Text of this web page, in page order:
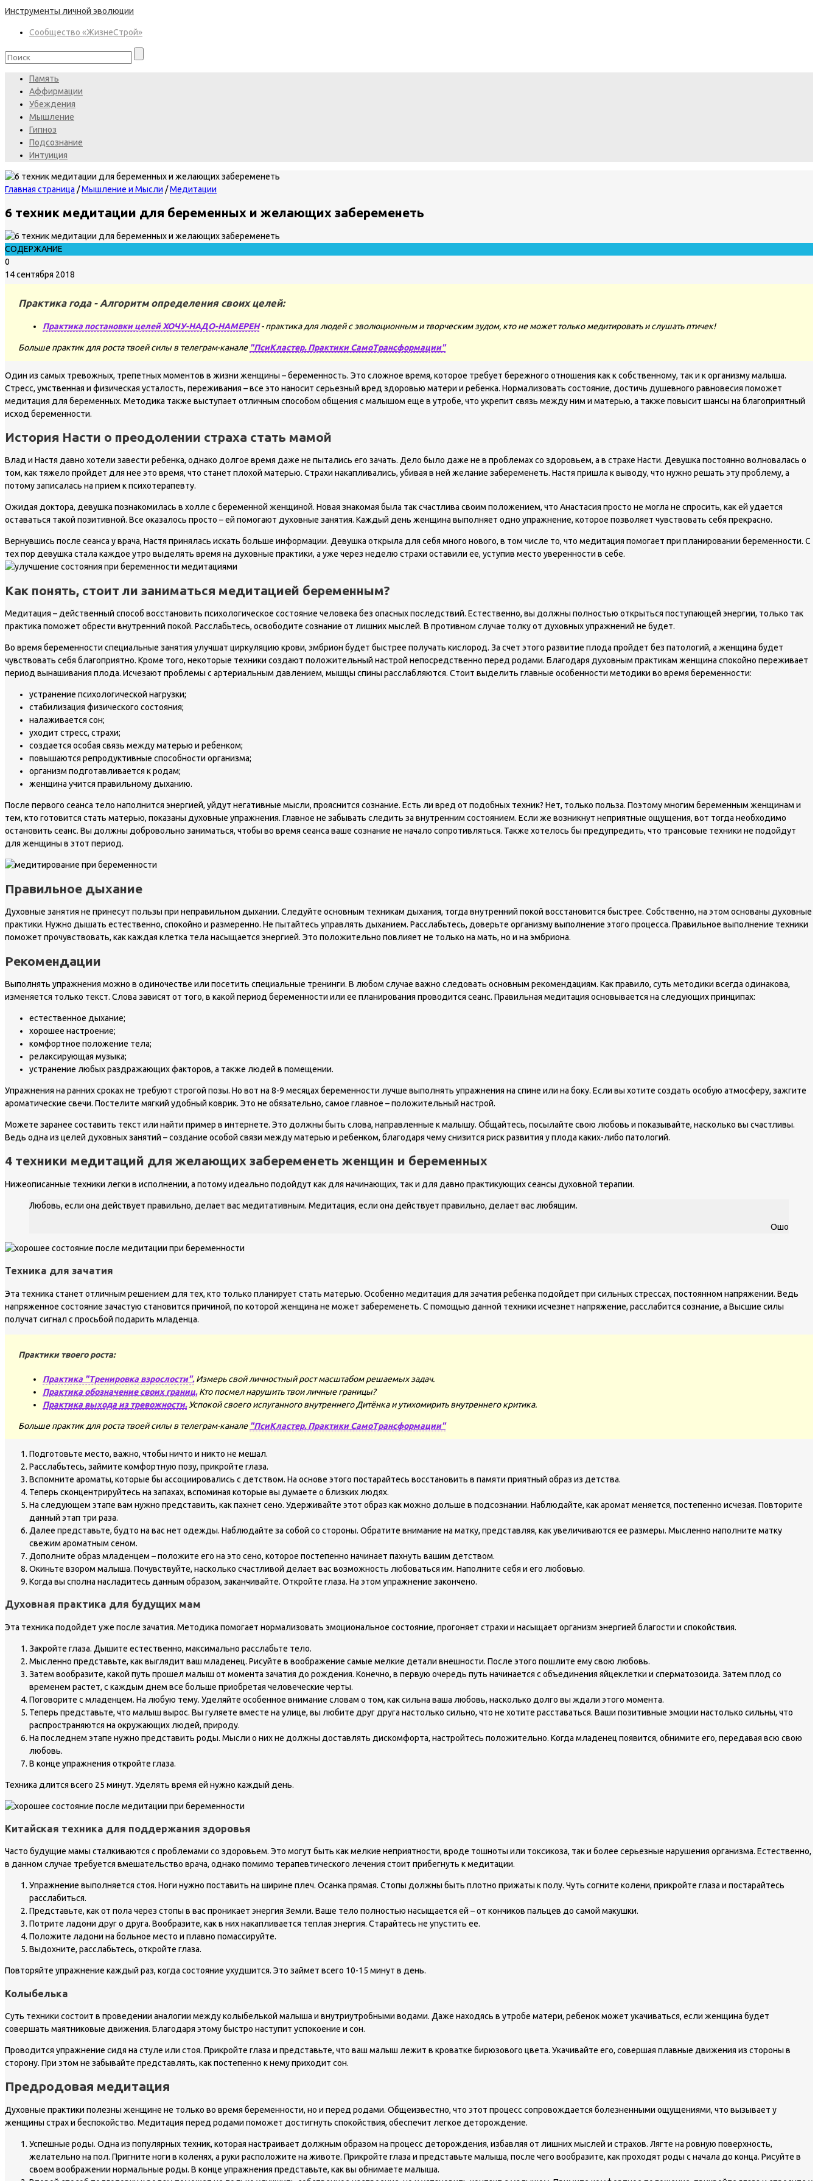
Инструменты личной эволюции
Сообщество «ЖизнеСтрой»
Память
Аффирмации
Убеждения
Мышление
Гипноз
Подсознание
Интуиция
Главная страница /Мышление и Мысли /Медитации
6 техник медитации для беременных и желающих забеременеть
СОДЕРЖАНИЕ
0
14 сентября 2018
Практика года - Алгоритм определения своих целей:
Практика постановки целей ХОЧУ-НАДО-НАМЕРЕН- практика для людей с эволюционным и творческим зудом, кто не может только медитировать и слушать птичек!
Больше практик для роста твоей силы в телеграм-канале "ПсиКластер. Практики СамоТрансформации"
Один из самых тревожных, трепетных моментов в жизни женщины – беременность. Это сложное время, которое требует бережного отношения как к собственному, так и к организму малыша.
Стресс, умственная и физическая усталость, переживания – все это наносит серьезный вред здоровью матери и ребенка. Нормализовать состояние, достичь душевного равновесия поможет
медитация для беременных. Методика также выступает отличным способом общения с малышом еще в утробе, что укрепит связь между ним и матерью, а также повысит шансы на благоприятный
исход беременности.
История Насти о преодолении страха стать мамой
Влад и Настя давно хотели завести ребенка, однако долгое время даже не пытались его зачать. Дело было даже не в проблемах со здоровьем, а в страхе Насти. Девушка постоянно волновалась о
том, как тяжело пройдет для нее это время, что станет плохой матерью. Страхи накапливались, убивая в ней желание забеременеть. Настя пришла к выводу, что нужно решать эту проблему, а
потому записалась на прием к психотерапевту.
Ожидая доктора, девушка познакомилась в холле с беременной женщиной. Новая знакомая была так счастлива своим положением, что Анастасия просто не могла не спросить, как ей удается
оставаться такой позитивной. Все оказалось просто – ей помогают духовные занятия. Каждый день женщина выполняет одно упражнение, которое позволяет чувствовать себя прекрасно.
Вернувшись после сеанса у врача, Настя принялась искать больше информации. Девушка открыла для себя много нового, в том числе то, что медитация помогает при планировании беременности. С
тех пор девушка стала каждое утро выделять время на духовные практики, а уже через неделю страхи оставили ее, уступив место уверенности в себе.
Как понять, стоит ли заниматься медитацией беременным?
Медитация – действенный способ восстановить психологическое состояние человека без опасных последствий. Естественно, вы должны полностью открыться поступающей энергии, только так
практика поможет обрести внутренний покой. Расслабьтесь, освободите сознание от лишних мыслей. В противном случае толку от духовных упражнений не будет.
Во время беременности специальные занятия улучшат циркуляцию крови, эмбрион будет быстрее получать кислород. За счет этого развитие плода пройдет без патологий, а женщина будет
чувствовать себя благоприятно. Кроме того, некоторые техники создают положительный настрой непосредственно перед родами. Благодаря духовным практикам женщина спокойно переживает
период вынашивания плода. Исчезают проблемы с артериальным давлением, мышцы спины расслабляются. Стоит выделить главные особенности методики во время беременности:
устранение психологической нагрузки;
стабилизация физического состояния;
налаживается сон;
уходит стресс, страхи;
создается особая связь между матерью и ребенком;
повышаются репродуктивные способности организма;
организм подготавливается к родам;
женщина учится правильному дыханию.
После первого сеанса тело наполнится энергией, уйдут негативные мысли, прояснится сознание. Есть ли вред от подобных техник? Нет, только польза. Поэтому многим беременным женщинам и
тем, кто готовится стать матерью, показаны духовные упражнения. Главное не забывать следить за внутренним состоянием. Если же возникнут неприятные ощущения, вот тогда необходимо
остановить сеанс. Вы должны добровольно заниматься, чтобы во время сеанса ваше сознание не начало сопротивляться. Также хотелось бы предупредить, что трансовые техники не подойдут
для женщины в этот период.
Правильное дыхание
Духовные занятия не принесут пользы при неправильном дыхании. Следуйте основным техникам дыхания, тогда внутренний покой восстановится быстрее. Собственно, на этом основаны духовные
практики. Нужно дышать естественно, спокойно и размеренно. Не пытайтесь управлять дыханием. Расслабьтесь, доверьте организму выполнение этого процесса. Правильное выполнение техники
поможет прочувствовать, как каждая клетка тела насыщается энергией. Это положительно повлияет не только на мать, но и на эмбриона.
Рекомендации
Выполнять упражнения можно в одиночестве или посетить специальные тренинги. В любом случае важно следовать основным рекомендациям. Как правило, суть методики всегда одинакова,
изменяется только текст. Слова зависят от того, в какой период беременности или ее планирования проводится сеанс. Правильная медитация основывается на следующих принципах:
естественное дыхание;
хорошее настроение;
комфортное положение тела;
релаксирующая музыка;
устранение любых раздражающих факторов, а также людей в помещении.
Упражнения на ранних сроках не требуют строгой позы. Но вот на 8-9 месяцах беременности лучше выполнять упражнения на спине или на боку. Если вы хотите создать особую атмосферу, зажгите
ароматические свечи. Постелите мягкий удобный коврик. Это не обязательно, самое главное – положительный настрой.
Можете заранее составить текст или найти пример в интернете. Это должны быть слова, направленные к малышу. Общайтесь, посылайте свою любовь и показывайте, насколько вы счастливы.
Ведь одна из целей духовных занятий – создание особой связи между матерью и ребенком, благодаря чему снизится риск развития у плода каких-либо патологий.
4 техники медитаций для желающих забеременеть женщин и беременных
Нижеописанные техники легки в исполнении, а потому идеально подойдут как для начинающих, так и для давно практикующих сеансы духовной терапии.
Любовь, если она действует правильно, делает вас медитативным. Медитация, если она действует правильно, делает вас любящим.
Ошо
Техника для зачатия
Эта техника станет отличным решением для тех, кто только планирует стать матерью. Особенно медитация для зачатия ребенка подойдет при сильных стрессах, постоянном напряжении. Ведь
напряженное состояние зачастую становится причиной, по которой женщина не может забеременеть. С помощью данной техники исчезнет напряжение, расслабится сознание, а Высшие силы
получат сигнал с просьбой подарить младенца.
Практики твоего роста:
Практика "Тренировка взрослости".Измерь свой личностный рост масштабом решаемых задач.
Практика обозначение своих границ.Кто посмел нарушить твои личные границы?
Практика выхода из тревожности.Успокой своего испуганного внутреннего Дитёнка и утихомирить внутреннего критика.
Больше практик для роста твоей силы в телеграм-канале "ПсиКластер. Практики СамоТрансформации"
Подготовьте место, важно, чтобы ничто и никто не мешал.
Расслабьтесь, займите комфортную позу, прикройте глаза.
Вспомните ароматы, которые бы ассоциировались с детством. На основе этого постарайтесь восстановить в памяти приятный образ из детства.
Теперь сконцентрируйтесь на запахах, вспоминая которые вы думаете о близких людях.
На следующем этапе вам нужно представить, как пахнет сено. Удерживайте этот образ как можно дольше в подсознании. Наблюдайте, как аромат меняется, постепенно исчезая. Повторите
данный этап три раза.
Далее представьте, будто на вас нет одежды. Наблюдайте за собой со стороны. Обратите внимание на матку, представляя, как увеличиваются ее размеры. Мысленно наполните матку
свежим ароматным сеном.
Дополните образ младенцем – положите его на это сено, которое постепенно начинает пахнуть вашим детством.
Окиньте взором малыша. Почувствуйте, насколько счастливой делает вас возможность любоваться им. Наполните себя и его любовью.
Когда вы сполна насладитесь данным образом, заканчивайте. Откройте глаза. На этом упражнение закончено.
Духовная практика для будущих мам
Эта техника подойдет уже после зачатия. Методика помогает нормализовать эмоциональное состояние, прогоняет страхи и насыщает организм энергией благости и спокойствия.
Закройте глаза. Дышите естественно, максимально расслабьте тело.
Мысленно представьте, как выглядит ваш младенец. Рисуйте в воображение самые мелкие детали внешности. После этого пошлите ему свою любовь.
Затем вообразите, какой путь прошел малыш от момента зачатия до рождения. Конечно, в первую очередь путь начинается с объединения яйцеклетки и сперматозоида. Затем плод со
временем растет, с каждым днем все больше приобретая человеческие черты.
Поговорите с младенцем. На любую тему. Уделяйте особенное внимание словам о том, как сильна ваша любовь, насколько долго вы ждали этого момента.
Теперь представьте, что малыш вырос. Вы гуляете вместе на улице, вы любите друг друга настолько сильно, что не хотите расставаться. Ваши позитивные эмоции настолько сильны, что
распространяются на окружающих людей, природу.
На последнем этапе нужно представить роды. Мысли о них не должны доставлять дискомфорта, настройтесь положительно. Когда младенец появится, обнимите его, передавая всю свою
любовь.
В конце упражнения откройте глаза.
Техника длится всего 25 минут. Уделять время ей нужно каждый день.
Китайская техника для поддержания здоровья
Часто будущие мамы сталкиваются с проблемами со здоровьем. Это могут быть как мелкие неприятности, вроде тошноты или токсикоза, так и более серьезные нарушения организма. Естественно,
в данном случае требуется вмешательство врача, однако помимо терапевтического лечения стоит прибегнуть к медитации.
Упражнение выполняется стоя. Ноги нужно поставить на ширине плеч. Осанка прямая. Стопы должны быть плотно прижаты к полу. Чуть согните колени, прикройте глаза и постарайтесь
расслабиться.
Представьте, как от пола через стопы в вас проникает энергия Земли. Ваше тело полностью насыщается ей – от кончиков пальцев до самой макушки.
Потрите ладони друг о друга. Вообразите, как в них накапливается теплая энергия. Старайтесь не упустить ее.
Положите ладони на больное место и плавно помассируйте.
Выдохните, расслабьтесь, откройте глаза.
Повторяйте упражнение каждый раз, когда состояние ухудшится. Это займет всего 10-15 минут в день.
Колыбелька
Суть техники состоит в проведении аналогии между колыбелькой малыша и внутриутробными водами. Даже находясь в утробе матери, ребенок может укачиваться, если женщина будет
совершать маятниковые движения. Благодаря этому быстро наступит успокоение и сон.
Проводится упражнение сидя на стуле или стоя. Прикройте глаза и представьте, что ваш малыш лежит в кроватке бирюзового цвета. Укачивайте его, совершая плавные движения из стороны в
сторону. При этом не забывайте представлять, как постепенно к нему приходит сон.
Предродовая медитация
Духовные практики полезны женщине не только во время беременности, но и перед родами. Общеизвестно, что этот процесс сопровождается болезненными ощущениями, что вызывает у
женщины страх и беспокойство. Медитация перед родами поможет достигнуть спокойствия, обеспечит легкое деторождение.
Успешные роды. Одна из популярных техник, которая настраивает должным образом на процесс деторождения, избавляя от лишних мыслей и страхов. Лягте на ровную поверхность,
желательно на пол. Пригните ноги в коленях, а руки расположите на животе. Прикройте глаза и представьте малыша, после чего вообразите, как проходят роды с начала до конца. Рисуйте в
своем воображении нормальные роды. В конце упражнения представьте, как вы обнимаете малыша.